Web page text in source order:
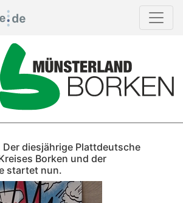
diesjährige Plattdeutsche
Borken und der
startet nun.